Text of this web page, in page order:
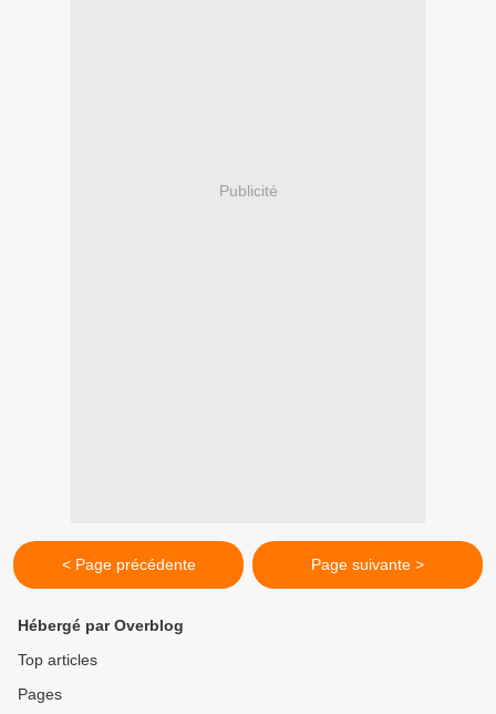
Publicité
< Page précédente Page suivante >
Hébergé par Overblog
Top articles
Pages